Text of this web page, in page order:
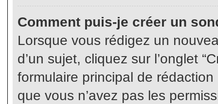
Comment puis-je créer un
Lorsque vous rédigez un
d’un sujet, cliquez sur l’onglet
formulaire principal de
que vous n’avez pas les